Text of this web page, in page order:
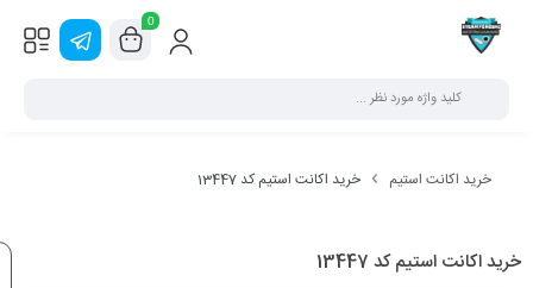
0
خرید اکانت استیم خرید اکانت استیم کد 13447
خرید اکانت استیم کد 13447